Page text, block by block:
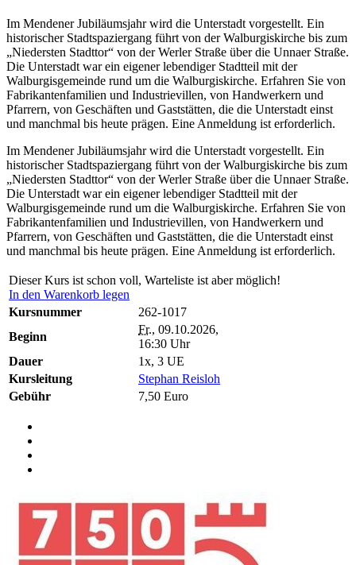
Im Mendener Jubiläumsjahr wird die Unterstadt vorgestellt. Ein
historischer Stadtspaziergang führt von der Walburgiskirche bis zum
„Niedersten Stadttor“ von der Werler Straße über die Unnaer Straße.
Die Unterstadt war ein eigener lebendiger Stadtteil mit der
Walburgisgemeinde rund um die Walburgiskirche. Erfahren Sie von
Fabrikantenfamilien und Industrievillen, von Handwerkern und
Pfarrern, von Geschäften und Gaststätten, die die Unterstadt einst
und manchmal bis heute prägen. Eine Anmeldung ist erforderlich.
Im Mendener Jubiläumsjahr wird die Unterstadt vorgestellt. Ein
historischer Stadtspaziergang führt von der Walburgiskirche bis zum
„Niedersten Stadttor“ von der Werler Straße über die Unnaer Straße.
Die Unterstadt war ein eigener lebendiger Stadtteil mit der
Walburgisgemeinde rund um die Walburgiskirche. Erfahren Sie von
Fabrikantenfamilien und Industrievillen, von Handwerkern und
Pfarrern, von Geschäften und Gaststätten, die die Unterstadt einst
und manchmal bis heute prägen. Eine Anmeldung ist erforderlich.
Dieser Kurs ist schon voll, Warteliste ist aber möglich!
In den Warenkorb legen
Kursnummer
262-1017
Beginn
Fr., 09.10.2026,
16:30 Uhr
Dauer
1x, 3 UE
Kursleitung
Stephan Reisloh
Gebühr
7,50 Euro